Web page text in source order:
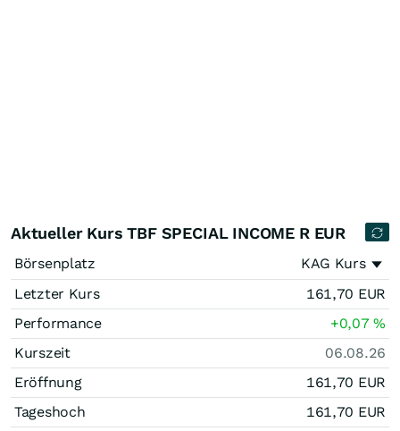
Aktueller Kurs TBF SPECIAL INCOME R EUR
Börsenplatz
KAG Kurs
Letzter Kurs
161,70 EUR
Performance
+0,07%
Kurszeit
06.08.26
Eröffnung
161,70 EUR
Tageshoch
161,70 EUR